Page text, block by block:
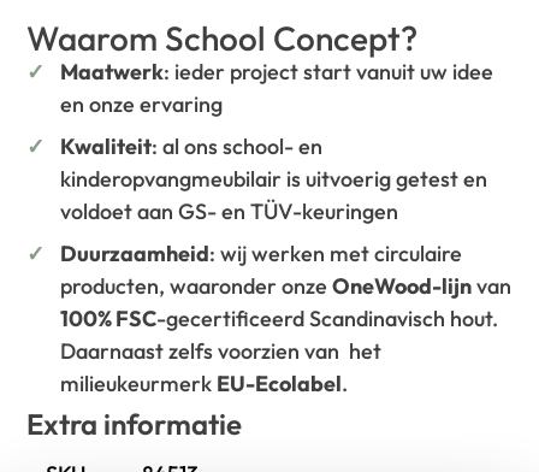
Waarom School Concept?
Maatwerk: ieder project start vanuit uw idee
en onze ervaring
Kwaliteit: al ons school- en
kinderopvangmeubilair is uitvoerig getest en
voldoet aan GS- en TÜV-keuringen
Duurzaamheid: wij werken met circulaire
producten, waaronder onzeOneWood-lijnvan
100% FSC-gecertificeerd Scandinavisch hout.
Daarnaast zelfs voorzien van het
milieukeurmerk EU-Ecolabel.
Extra informatie